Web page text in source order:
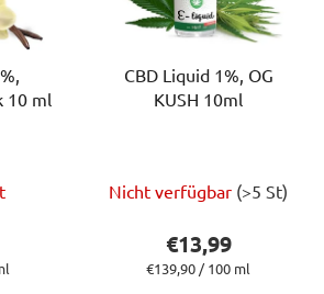
10 ml
CBD Liquid 1%, OG
KUSH 10ml
ist
Nicht verfügbar (>5 St)
€13,99
Verkaufspreis:
€139,90 / 100 ml